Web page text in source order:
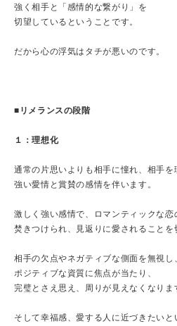
強く相手と「感情的な繋がり」を
切望しているということです。
だから心の浮気はタチが悪いのです。
■リメランスの段階
１：理想化
通常の片思いよりも相手に憧れ、相手を
強い愛情と賞賛の感情を伴います。
激しく強い感情で、ロマンティックな恋
焚きつけられ、見返りに愛されることを
相手の欠点やネガティブな側面を無視し
ポジティブな資質に焦点が当たり、
完璧とさえ思え、周りが見えなくなりま
そして幸福感、愛する人に近づきたいと